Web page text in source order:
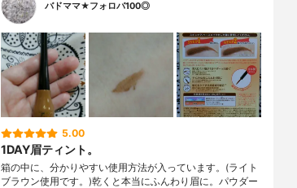
バドママ★フォロバ100◎
5.00
1DAY眉ティント。
箱の中に、分かりやすい使用方法が入っています。(ライト
ブラウン使用です。)乾くと本当にふんわり眉に。パウダー